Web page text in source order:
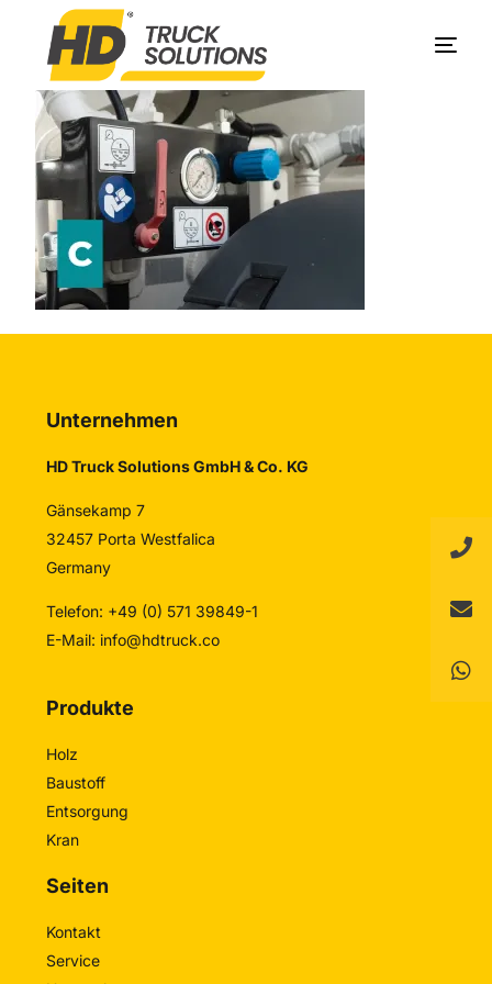
Unternehmen
HD Truck Solutions GmbH & Co. KG
Gänsekamp 7
32457 Porta Westfalica
Germany
Telefon: +49 (0) 571 39849-1
E-Mail: info@hdtruck.co
Produkte
Holz
Baustoff
Entsorgung
Kran
Seiten
Kontakt
Service
Produkte
Unternehmen
Service
Kontakt